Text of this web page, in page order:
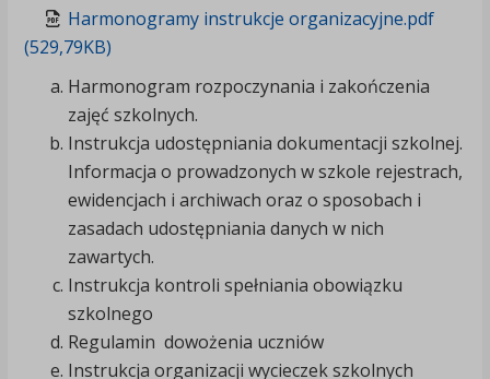
Harmonogramy instrukcje organizacyjne.pdf
(529,79KB)
Harmonogram rozpoczynania i zakończenia
zajęć szkolnych.
Instrukcja udostępniania dokumentacji szkolnej.
Informacja o prowadzonych w szkole rejestrach,
ewidencjach i archiwach oraz o sposobach i
zasadach udostępniania danych w nich
zawartych.
Instrukcja kontroli spełniania obowiązku
szkolnego
Regulamin dowożenia uczniów
Instrukcja organizacji wycieczek szkolnych